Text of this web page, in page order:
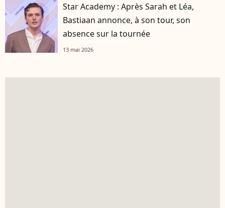
Star Academy : Après Sarah et Léa,
Bastiaan annonce, à son tour, son
absence sur la tournée
13 mai 2026